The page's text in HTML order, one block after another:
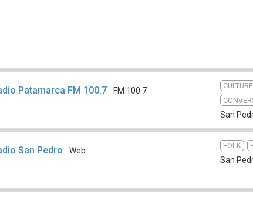
Patamarca FM 100.7 FM 100.7
CULTURE
San
San Pedro Web
FOLK
San